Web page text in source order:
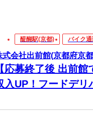
醍醐駅(京都) バイク
式会社出前館(京都府京
【応募終了後 出前
入UP！フードデリ